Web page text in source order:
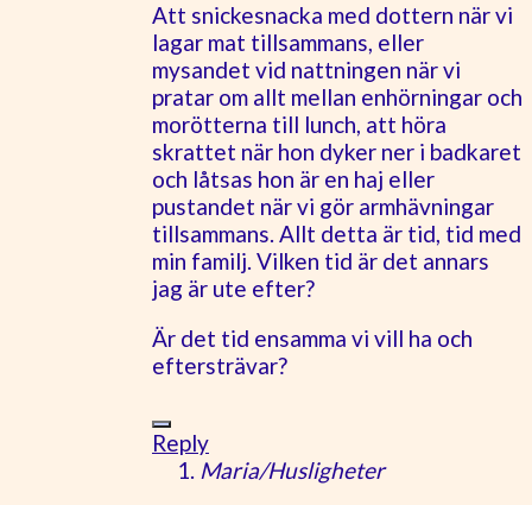
Att snickesnacka med dottern när vi
lagar mat tillsammans, eller
mysandet vid nattningen när vi
pratar om allt mellan enhörningar och
morötterna till lunch, att höra
skrattet när hon dyker ner i badkaret
och låtsas hon är en haj eller
pustandet när vi gör armhävningar
tillsammans. Allt detta är tid, tid med
min familj. Vilken tid är det annars
jag är ute efter?
Är det tid ensamma vi vill ha och
eftersträvar?
Reply
Maria/Husligheter